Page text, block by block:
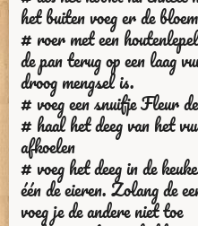
het buiten voeg er de
# roer met een
de pan terug op een laag
droog mengsel is.
# voeg een snuifje Fleur
# haal het deeg van het
afkoelen
# voeg het deeg in de
één de eieren. Zolang de
voeg je de andere niet toe